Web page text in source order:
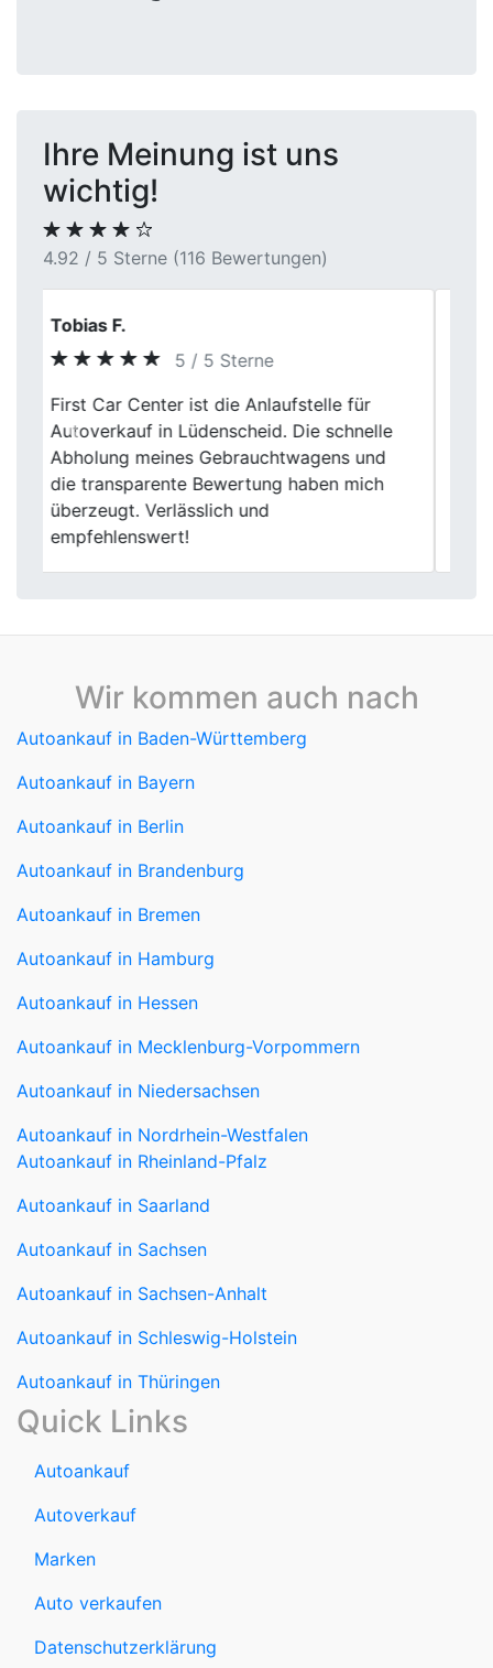
Ihre Meinung ist uns
wichtig!
4.92 / 5 Sterne (116 Bewertungen)
Tobias Wernecke
5 / 5 Sterne
Auto verkauft, Geld erhalten – so einfach
war das beim First Car Center. Ich hatte
meinen Kombi schon länger inseriert, ohne
Erfolg. Hier lief alles professionell und
zügig. Besonders gut: keine versteckten
Abzüge beim Ankaufspreis.
Previous
Wir kommen auch nach
Autoankauf in Baden-Württemberg
Autoankauf in Bayern
Autoankauf in Berlin
Autoankauf in Brandenburg
Autoankauf in Bremen
Autoankauf in Hamburg
Autoankauf in Hessen
Autoankauf in Mecklenburg-Vorpommern
Autoankauf in Niedersachsen
Autoankauf in Nordrhein-Westfalen
Autoankauf in Rheinland-Pfalz
Autoankauf in Saarland
Autoankauf in Sachsen
Autoankauf in Sachsen-Anhalt
Autoankauf in Schleswig-Holstein
Autoankauf in Thüringen
Quick Links
Autoankauf
Autoverkauf
Marken
Auto verkaufen
Datenschutzerklärung